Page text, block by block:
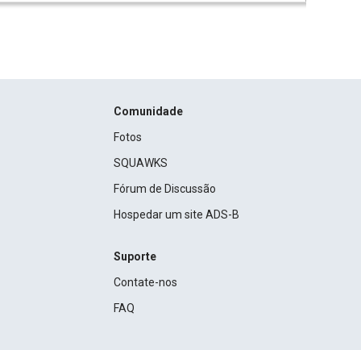
Comunidade
Fotos
SQUAWKS
Fórum de Discussão
Hospedar um site ADS-B
Suporte
Contate-nos
FAQ